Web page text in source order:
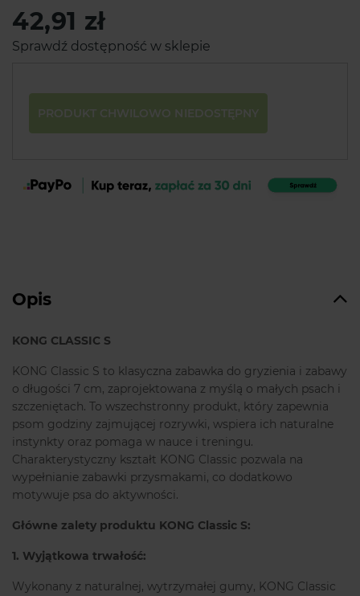
42,91 zł
Sprawdź dostępność w sklepie
PRODUKT CHWILOWO NIEDOSTĘPNY
Opis
KONG CLASSIC S
KONG Classic S to klasyczna zabawka do gryzienia i zabawy
o długości 7 cm, zaprojektowana z myślą o małych psach i
szczeniętach. To wszechstronny produkt, który zapewnia
psom godziny zajmującej rozrywki, wspiera ich naturalne
instynkty oraz pomaga w nauce i treningu.
Charakterystyczny kształt KONG Classic pozwala na
wypełnianie zabawki przysmakami, co dodatkowo
motywuje psa do aktywności.
Główne zalety produktu KONG Classic S:
1. Wyjątkowa trwałość:
Wykonany z naturalnej, wytrzymałej gumy, KONG Classic